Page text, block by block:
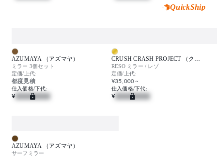
QuickShip
AZUMAYA （アズマヤ）
ミラー 3個セット
定価/上代:
都度見積
仕入価格/下代:
¥
RESO ミラー / レゾ
定価/上代:
¥35,000 ~
仕入価格/下代:
¥
AZUMAYA （アズマヤ）
サーフミラー